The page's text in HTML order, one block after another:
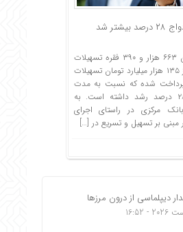
شد
از ابتدای امسال تاکنون ۶۶۳ هزار و ۳۹۰ فقره تسهیلات
ازدواج به مبلغ بیش از ۱۳۵ هزار میلیارد تومان تسهیلات
پرداخت شده که نسبت به مدت
مشابه سال گذشته ۲۸ درصد رشد داشته است. به
مرکزی در راستای اجرای
بر تسهیل و تسریع در […]
دیپلماسی از درون مرزها